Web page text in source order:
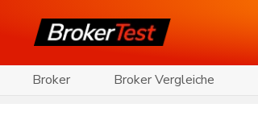
Broker Broker Vergleiche